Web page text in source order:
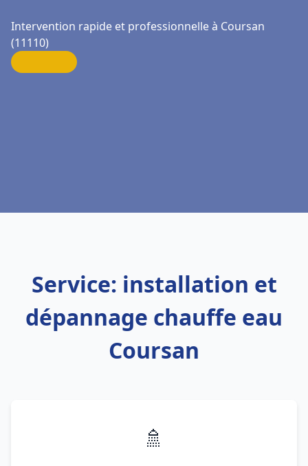
Intervention rapide et professionnelle à Coursan
(11110)
Service: installation et
dépannage chauffe eau
Coursan
🚿